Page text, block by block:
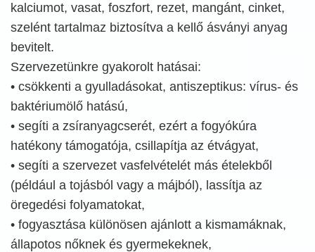
kalciumot, vasat, foszfort, rezet, mangánt, cinket,
szelént tartalmaz biztosítva a kellő ásványi anyag
bevitelt.
Szervezetünkre gyakorolt hatásai:
• csökkenti a gyulladásokat, antiszeptikus: vírus- és
baktériumölő hatású,
• segíti a zsíranyagcserét, ezért a fogyókúra
hatékony támogatója, csillapítja az étvágyat,
• segíti a szervezet vasfelvételét más ételekből
(például a tojásból vagy a májból), lassítja az
öregedési folyamatokat,
• fogyasztása különösen ajánlott a kismamáknak,
állapotos nőknek és gyermekeknek,